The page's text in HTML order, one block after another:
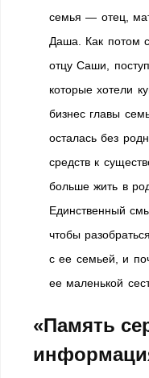
семья — отец,
Даша. Как потом
отцу Саши,
которые хотели
бизнес главы
осталась без
средств к
больше жить в
Единственный
чтобы
с ее семьей, и
ее маленькой
«Память